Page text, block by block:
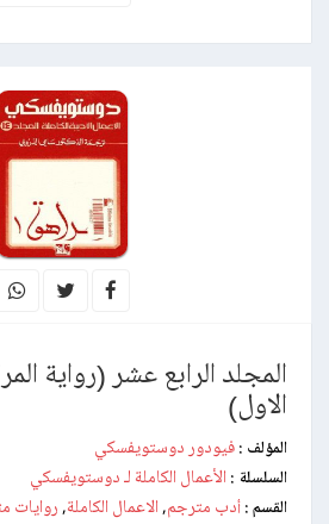
المجلد الرابع عشر (رواية
الاول)
المؤلف : فيودور دوستويفسكي
السلسلة : الأعمال الكاملة لـ دوستويفسكي
القسم : أدب مترجم, الاعمال الكاملة, روايات